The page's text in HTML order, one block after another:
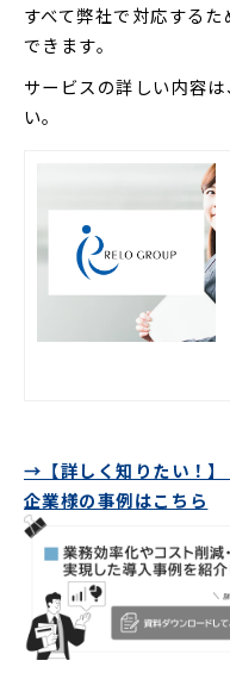
すべて弊社で対応する
できます。
サービスの詳しい内容
い。
→【詳しく知りたい！】
企業様の事例はこちら